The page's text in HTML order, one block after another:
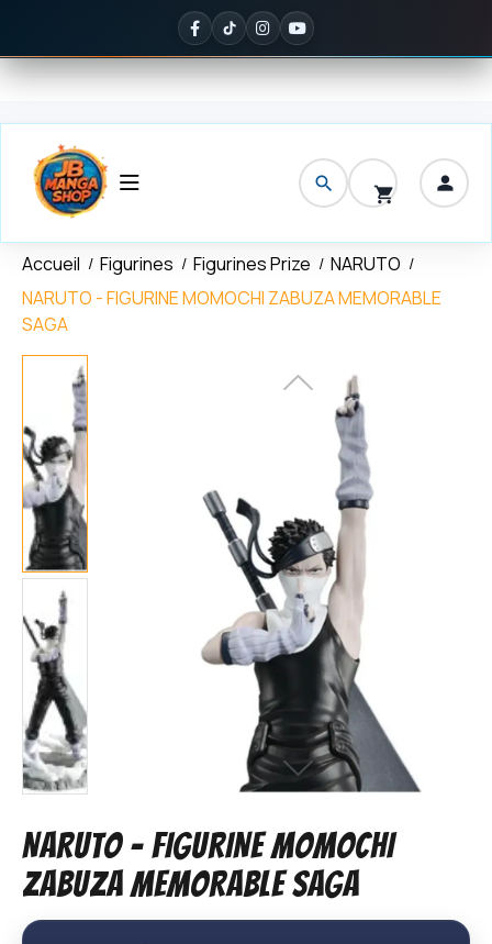
dès 150 € d'achat ✦ Noté 5/5 sur Google
Accueil Figurines Figurines Prize
NARUTO
NARUTO - FIGURINE MOMOCHI ZABUZA MEMORABLE
SAGA
NARUTO - FIGURINE MOMOCHI
ZABUZA MEMORABLE SAGA
Panneau de gestion des cookies